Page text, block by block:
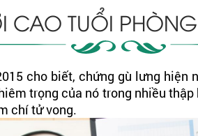
CAO TUỔI
cho biết, chứng gù lưng hiện
trọng của nó trong nhiều
chí tử vong.